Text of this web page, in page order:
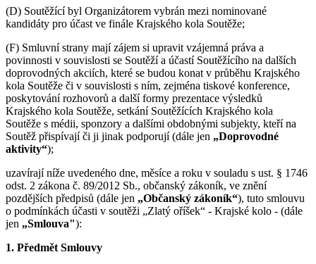
(D) Soutěžící byl Organizátorem vybrán mezi nominované
kandidáty pro účast ve finále Krajského kola Soutěže;
(F) Smluvní strany mají zájem si upravit vzájemná práva a
povinnosti v souvislosti se Soutěží a účastí Soutěžícího na dalších
doprovodných akciích, které se budou konat v průběhu Krajského
kola Soutěže či v souvislosti s ním, zejména tiskové konference,
poskytování rozhovorů a další formy prezentace výsledků
Krajského kola Soutěže, setkání Soutěžících Krajského kola
Soutěže s médii, sponzory a dalšími obdobnými subjekty, kteří na
Soutěž přispívají či ji jinak podporují (dále jen „Doprovodné
aktivity“);
uzavírají níže uvedeného dne, měsíce a roku v souladu s ust. § 1746
odst. 2 zákona č. 89/2012 Sb., občanský zákoník, ve znění
pozdějších předpisů (dále jen „Občanský zákoník“), tuto smlouvu
o podmínkách účasti v soutěži „Zlatý oříšek“ - Krajské kolo - (dále
jen „Smlouva"):
1. Předmět Smlouvy